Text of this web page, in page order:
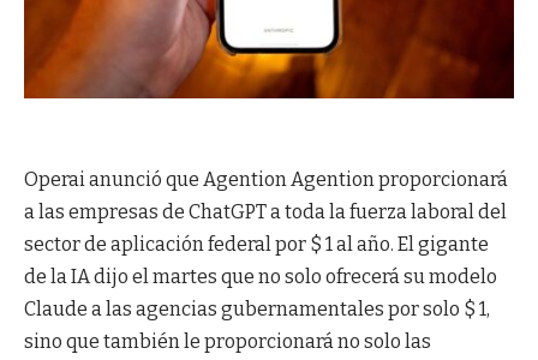
Operai anunció que Agention Agention proporcionará
a las empresas de ChatGPT a toda la fuerza laboral del
sector de aplicación federal por $ 1 al año. El gigante
de la IA dijo el martes que no solo ofrecerá su modelo
Claude a las agencias gubernamentales por solo $ 1,
sino que también le proporcionará no solo las